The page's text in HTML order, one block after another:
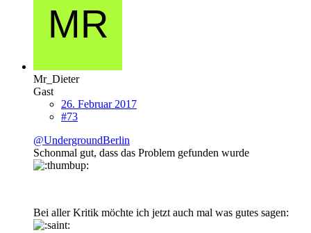
Mr_Dieter
Gast
26. Februar 2017
#73
@UndergroundBerlin
Schonmal gut, dass das Problem gefunden wurde
Bei aller Kritik möchte ich jetzt auch mal was gutes sagen: